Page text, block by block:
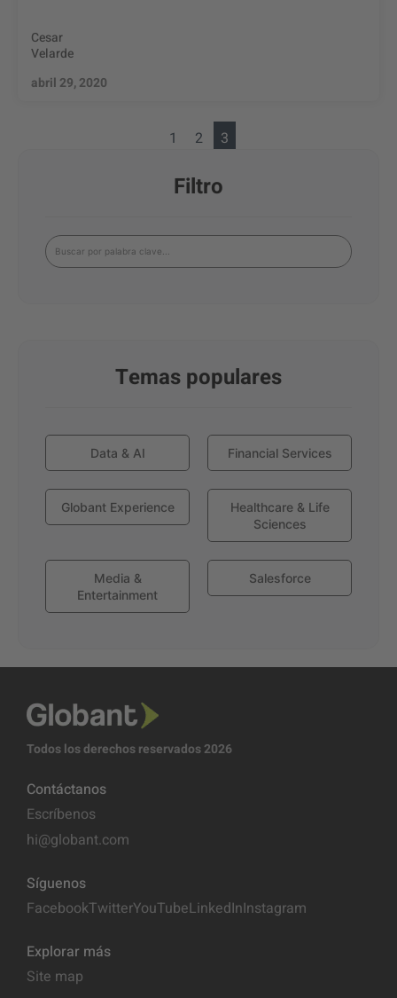
Cesar
Velarde
abril 29, 2020
1 2 3
Filtro
Temas populares
Data & AI Financial Services
Globant Experience
Healthcare & Life
Sciences
Media &
Entertainment
Salesforce
Todos los derechos reservados 2026
Contáctanos
Escríbenos
hi@globant.com
Síguenos
FacebookTwitterYouTubeLinkedInInstagram
Explorar más
Site map